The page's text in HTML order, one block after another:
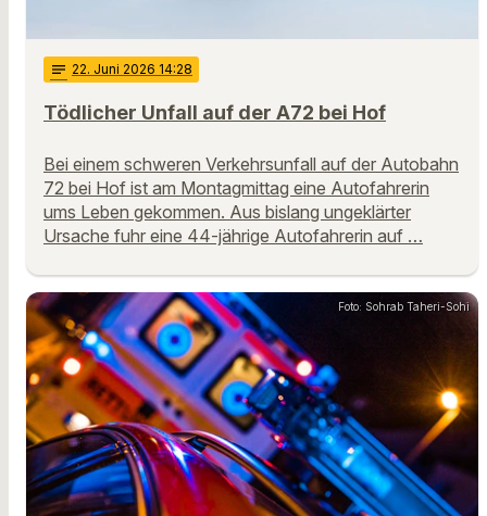
notes 22. Juni 2026 14:28
Tödlicher Unfall auf der A72 bei Hof
Bei einem schweren Verkehrsunfall auf der Autobahn
72 bei Hof ist am Montagmittag eine Autofahrerin
ums Leben gekommen. Aus bislang ungeklärter
Ursache fuhr eine 44-jährige Autofahrerin auf …
Foto: Sohrab Taheri-Sohi